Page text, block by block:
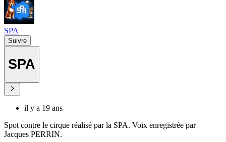
SPA
Suivre
SPA
il y a 19 ans
Spot contre le cirque réalisé par la SPA. Voix enregistrée par
Jacques PERRIN.